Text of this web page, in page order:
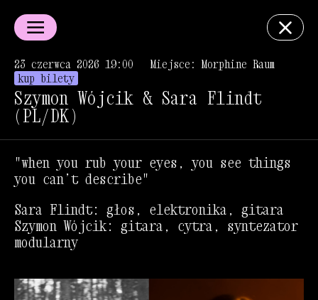
23 czerwca 2026 19:00
Miejsce: Morphine Raum
kup bilety
Szymon Wójcik & Sara Flindt
(PL/DK)
"when you rub your eyes, you see things
you can’t describe"
Sara Flindt: głos, elektronika, gitara
Szymon Wójcik: gitara, cytra, syntezator
modularny